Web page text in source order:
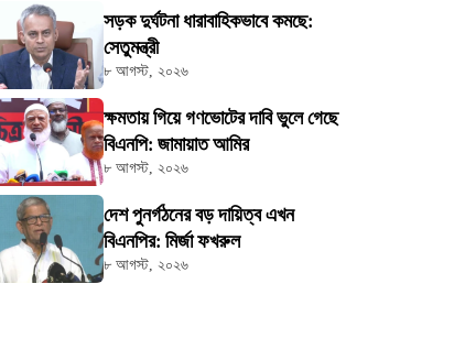
সড়ক দুর্ঘটনা ধারাবাহিকভাবে কমছে:
সেতুমন্ত্রী
৮ আগস্ট, ২০২৬
ক্ষমতায় গিয়ে গণভোটের দাবি ভুলে গেছে
বিএনপি: জামায়াত আমির
৮ আগস্ট, ২০২৬
দেশ পুনর্গঠনের বড় দায়িত্ব এখন
বিএনপির: মির্জা ফখরুল
৮ আগস্ট, ২০২৬